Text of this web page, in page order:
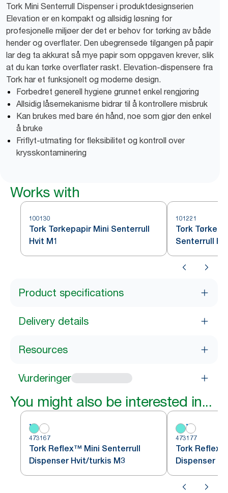
Tork Mini Senterrull Dispenser i produktdesignserien
Elevation er en kompakt og allsidig løsning for
profesjonelle miljøer der det er behov for tørking av både
hender og overflater. Den ubegrensede tilgangen på papir
lar deg ta akkurat så mye papir som oppgaven krever, slik
at du kan tørke overflater raskt. Elevation-dispensere fra
Tork har et funksjonelt og moderne design.
Forbedret generell hygiene grunnet enkel rengjøring
Allsidig låsemekanisme bidrar til å kontrollere misbruk
Kan brukes med bare én hånd, noe som gjør den enkel
å bruke
Friflyt-utmating for fleksibilitet og kontroll over
krysskontaminering
Works with
100130
Tork Tørkepapir Mini Senterrull
Hvit M1
101221
Tork
Senterrull
Product specifications
Delivery details
Resources
Vurderinger
You might also be interested in...
473167
Tork Reflex™ Mini Senterrull
Dispenser Hvit/turkis M3
473177
Tork
Dispenser